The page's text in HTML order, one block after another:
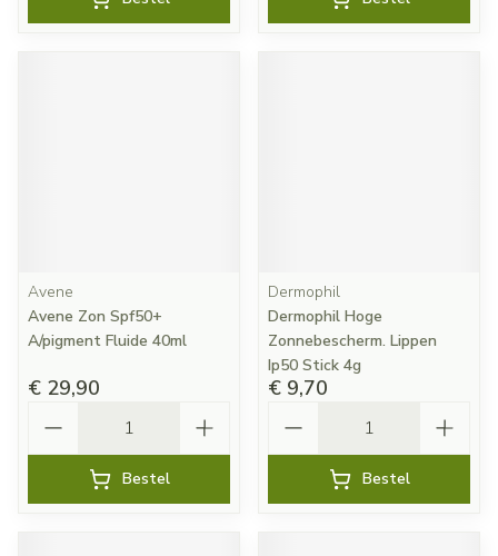
Avene
Avene Zon Spf50+
A/pigment Fluide 40ml
€ 29,90
Bestel
Dermophil
Dermophil Hoge
Zonnebescherm. Lippen
Ip50 Stick 4g
€ 9,70
Bestel